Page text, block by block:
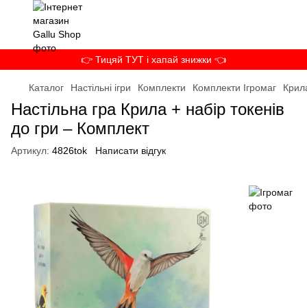
👉 Тицяй ТУТ і хапай знижки 👈
Каталог Настільні ігри Комплекти Комплекти Ігромаг
Настільна гра Крила + набір токенів
до гри – Комплект
Артикул: 4826tok Написати відгук